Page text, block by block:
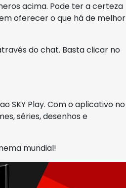
acima. Pode ter a certeza
oferecer o que há de melhor
do chat. Basta clicar no
SKY Play. Com o aplicativo no
séries, desenhos e
mundial!